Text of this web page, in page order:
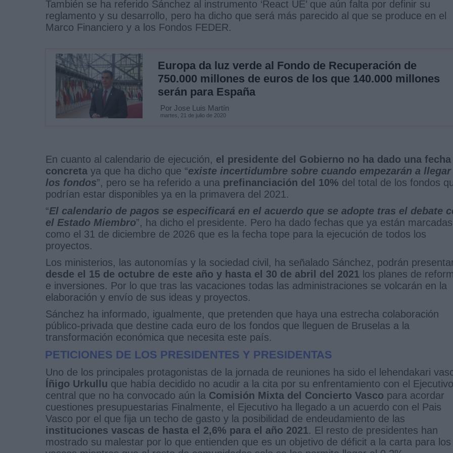
También se ha referido Sánchez al instrumento ‘React UE’ que aún falta por definir su
reglamento y su desarrollo, pero ha dicho que será más parecido al que se produce en el
Marco Financiero y a los Fondos FEDER.
Europa da luz verde al Fondo de Recuperación de
750.000 millones de euros de los que 140.000 millones
serán para España
Por Jose Luis Martín
martes, 21 de julio de 2020
En cuanto al calendario de ejecución, el presidente del Gobierno no ha dado una fecha
concreta ya que ha dicho que “existe incertidumbre sobre cuando empezarán a llegar
los fondos”, pero se ha referido a una prefinanciación del 10% del total de los fondos
podrían estar disponibles ya en la primavera del 2021.
“El calendario de pagos se especificará en el acuerdo que se adopte tras el debate
el Estado Miembro”, ha dicho el presidente. Pero ha dado fechas que ya están marcadas
como el 31 de diciembre de 2026 que es la fecha tope para la ejecución de todos los
proyectos.
Los ministerios, las autonomías y la sociedad civil, ha señalado Sánchez, podrán
desde el 15 de octubre de este año y hasta el 30 de abril del 2021 los planes de
e inversiones. Por lo que tras las vacaciones todas las administraciones se volcarán en la
elaboración y envío de sus ideas y proyectos.
Sánchez ha informado, igualmente, que pretenden que haya una estrecha colaboración
público-privada que destine cada euro de los fondos que lleguen de Bruselas a la
transformación económica que necesita este país.
PETICIONES DE LOS PRESIDENTES Y PRESIDENTAS
Uno de los principales protagonistas de la jornada de reuniones ha sido el lehendakari
Íñigo Urkullu que había decidido no acudir a la cita por su enfrentamiento con el Ejecutivo
central que no ha convocado aún la Comisión Mixta del Concierto Vasco para acordar
cuestiones presupuestarias Finalmente, el Ejecutivo ha llegado a un acuerdo con el Pais
Vasco por el que fija un techo de gasto y la posibilidad de endeudamiento de las
instituciones vascas de hasta el 2,6% para el año 2021. El resto de presidentes han
mostrado su malestar por lo que entienden que es un objetivo de déficit a la carta para los